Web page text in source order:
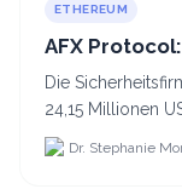
ETHEREUM
AFX
Die
24,15 Millionen
Dr. Stephanie